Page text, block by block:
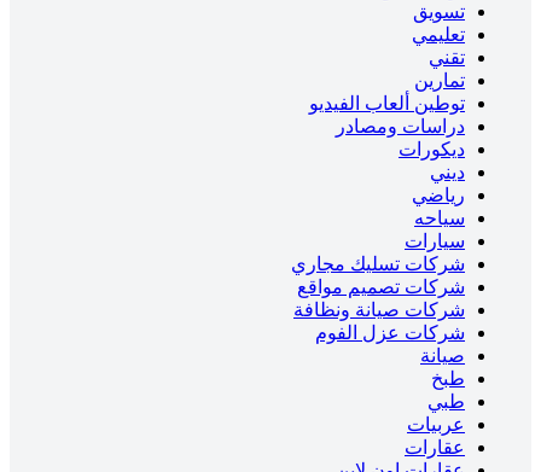
تسويق
تعليمي
تقني
تمارين
توطين ألعاب الفيديو
دراسات ومصادر
ديكورات
ديني
رياضي
سياحه
سيارات
شركات تسليك مجاري
شركات تصميم مواقع
شركات صيانة ونظافة
شركات عزل الفوم
صيانة
طبخ
طبي
عربيات
عقارات